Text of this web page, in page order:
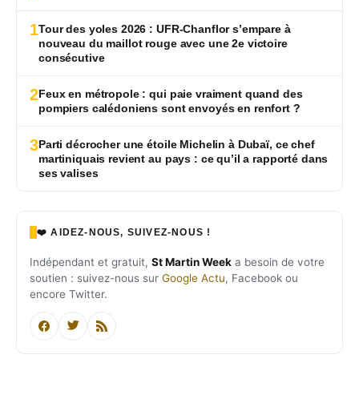
1Tour des yoles 2026 : UFR-Chanflor s’empare à
nouveau du maillot rouge avec une 2e victoire
consécutive
2Feux en métropole : qui paie vraiment quand des
pompiers calédoniens sont envoyés en renfort ?
3Parti décrocher une étoile Michelin à Dubaï, ce chef
martiniquais revient au pays : ce qu’il a rapporté dans
ses valises
❤️ AIDEZ-NOUS, SUIVEZ-NOUS !
Indépendant et gratuit, St Martin Week a besoin de votre
soutien : suivez-nous sur Google Actu, Facebook ou
encore Twitter.